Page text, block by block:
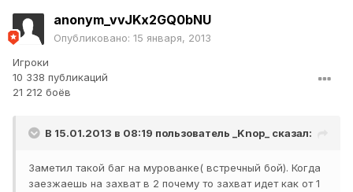
anonym_vvJKx2GQ0bNU
Опубликовано: 15 января, 2013
Игроки
10 338 публикаций
21 212 боёв
В 15.01.2013 в 08:19 пользователь _Knop_ сказал:
Заметил такой баг на мурованке( встречный бой). Когда
заезжаешь на захват в 2 почему то захват идет как от 1